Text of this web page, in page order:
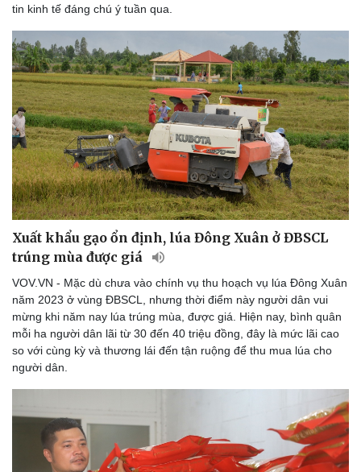
tin kinh tế đáng chú ý tuần qua.
Xuất khẩu gạo ổn định, lúa Đông Xuân ở ĐBSCL
trúng mùa được giá
VOV.VN - Mặc dù chưa vào chính vụ thu hoạch vụ lúa Đông Xuân
năm 2023 ở vùng ĐBSCL, nhưng thời điểm này người dân vui
mừng khi năm nay lúa trúng mùa, được giá. Hiện nay, bình quân
mỗi ha người dân lãi từ 30 đến 40 triệu đồng, đây là mức lãi cao
so với cùng kỳ và thương lái đến tận ruộng để thu mua lúa cho
người dân.